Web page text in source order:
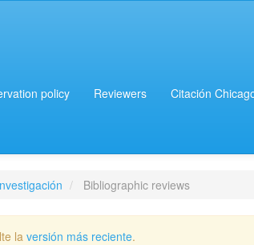
policy Reviewers Citación
Bibliographic reviews
laversión más reciente.